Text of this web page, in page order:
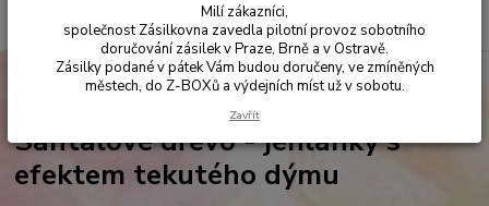
VYKUŘOVÁNÍ
"TEKUTÝ DÝM" FONTÁNY & JEHLÁNKY
Santalové dřevo - jehlánky s efektem tekutého dýmu
Santalové dřevo - jehlánky s
efektem tekutého dýmu
Milí zákazníci,
společnost Zásilkovna zavedla pilotní provoz sobotního
doručování zásilek v Praze, Brně a v Ostravě.
Zásilky podané v pátek Vám budou doručeny, ve zmíněných
městech, do Z-BOXů a výdejních míst už v sobotu.
Zavřít